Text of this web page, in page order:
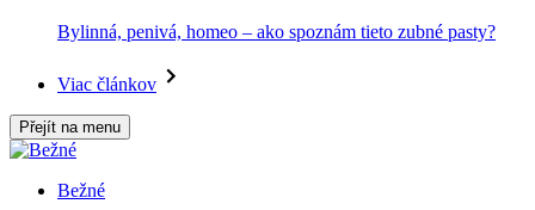
Bylinná, penivá, homeo – ako spoznám tieto zubné pasty?
Viac článkov
Přejít na menu
Bežné